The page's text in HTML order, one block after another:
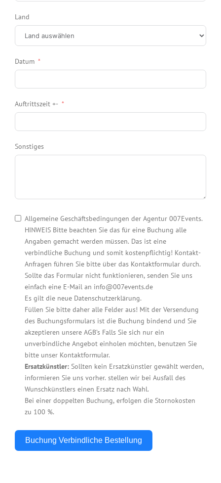
Land
Datum
Auftrittszeit +-
Sonstiges
Allgemeine Geschäftsbedingungen der Agentur 007Events.
HINWEIS Bitte beachten Sie das für eine Buchung alle
Angaben gemacht werden müssen. Das ist eine
verbindliche Buchung und somit kostenpflichtig! Kontakt-
Anfragen führen Sie bitte über das Kontaktformular durch.
Sollte das Formular nicht funktionieren, senden Sie uns
einfach eine E-Mail an info@007events.de
Es gilt die neue Datenschutzerklärung.
Füllen Sie bitte daher alle Felder aus! Mit der Versendung
des Buchungsformulars ist die Buchung bindend und Sie
akzeptieren unsere AGB’s Falls Sie sich nur ein
unverbindliche Angebot einholen möchten, benutzen Sie
bitte unser Kontaktformular.
Ersatzkünstler: Sollten kein Ersatzkünstler gewählt werden,
informieren Sie uns vorher. stellen wir bei Ausfall des
Wunschkünstlers einen Ersatz nach Wahl.
Bei einer doppelten Buchung, erfolgen die Stornokosten
zu 100 %.
Buchung Verbindliche Bestellung